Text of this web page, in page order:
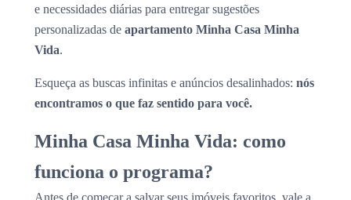
e necessidades diárias para entregar sugestões
personalizadas de apartamento Minha Casa Minha
Vida.
Esqueça as buscas infinitas e anúncios desalinhados: nós
encontramos o que faz sentido para você.
Minha Casa Minha Vida: como
funciona o programa?
Antes de começar a salvar seus imóveis favoritos, vale a